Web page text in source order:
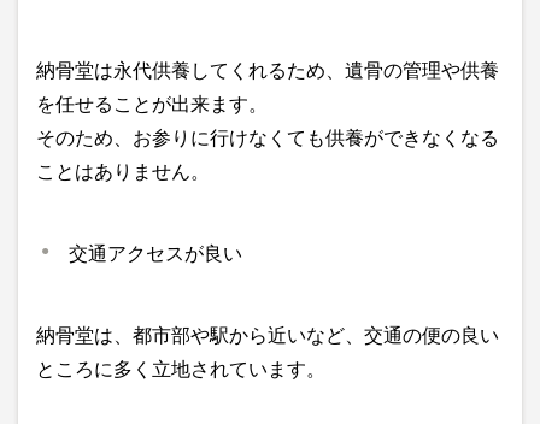
納骨堂は永代供養してくれるため、遺骨の管理や供養
を任せることが出来ます。
そのため、お参りに行けなくても供養ができなくなる
ことはありません。
交通アクセスが良い
納骨堂は、都市部や駅から近いなど、交通の便の良い
ところに多く立地されています。